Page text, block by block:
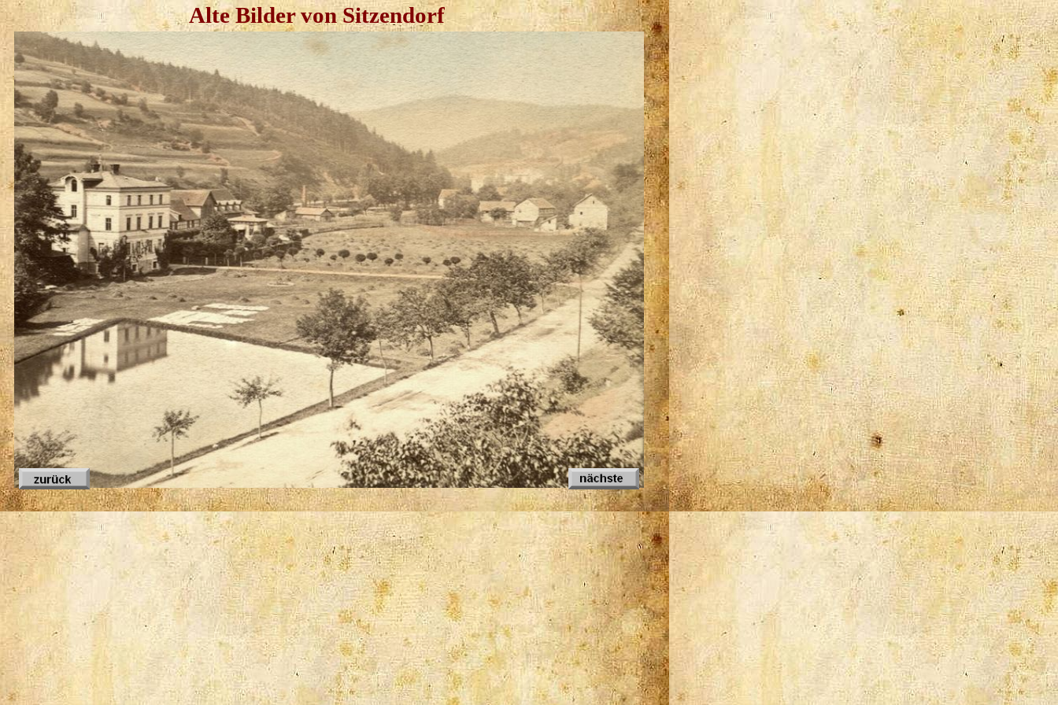
Alte Bilder von Sitzendorf